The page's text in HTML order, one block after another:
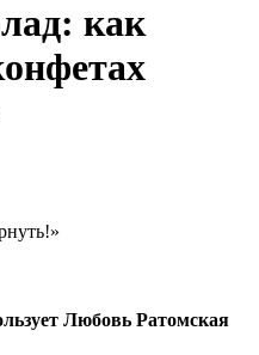
как
Любовь Ратомская